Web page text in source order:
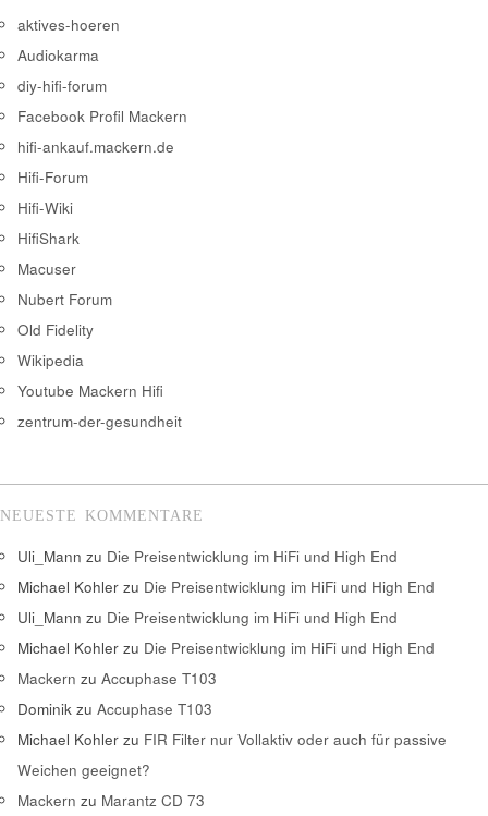
aktives-hoeren
Audiokarma
diy-hifi-forum
Facebook Profil Mackern
hifi-ankauf.mackern.de
Hifi-Forum
Hifi-Wiki
HifiShark
Macuser
Nubert Forum
Old Fidelity
Wikipedia
Youtube Mackern Hifi
zentrum-der-gesundheit
NEUESTE KOMMENTARE
Uli_Mann zu Die Preisentwicklung im HiFi und High End
Michael Kohler zu Die Preisentwicklung im HiFi und High End
Uli_Mann zu Die Preisentwicklung im HiFi und High End
Michael Kohler zu Die Preisentwicklung im HiFi und High End
Mackern zu Accuphase T103
Dominik zu Accuphase T103
Michael Kohler zu FIR Filter nur Vollaktiv oder auch für passive
Weichen geeignet?
Mackern zu Marantz CD 73